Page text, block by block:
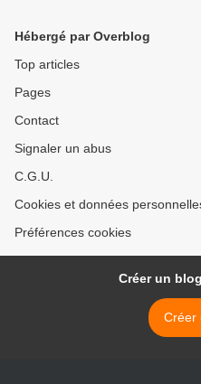
Hébergé par Overblog
Top articles
Pages
Contact
Signaler un abus
C.G.U.
Cookies et données
Préférences cookies
Créer un
Créer